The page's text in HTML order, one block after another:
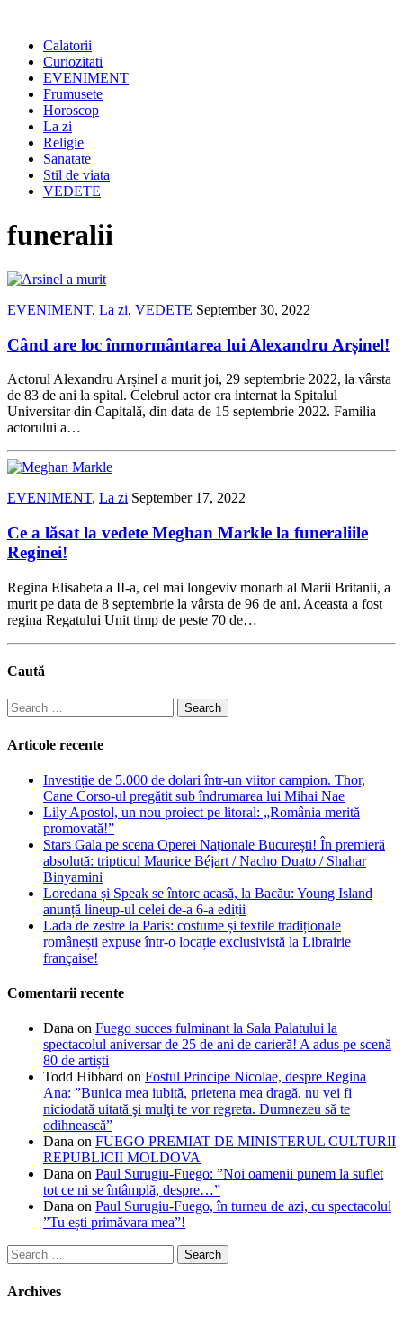
Calatorii
Curiozitati
EVENIMENT
Frumusete
Horoscop
La zi
Religie
Sanatate
Stil de viata
VEDETE
funeralii
EVENIMENT, La zi, VEDETE September 30, 2022
Când are loc înmormântarea lui Alexandru Arșinel!
Actorul Alexandru Arșinel a murit joi, 29 septembrie 2022, la vârsta
de 83 de ani la spital. Celebrul actor era internat la Spitalul
Universitar din Capitală, din data de 15 septembrie 2022. Familia
actorului a…
EVENIMENT, La zi September 17, 2022
Ce a lăsat la vedete Meghan Markle la funeraliile
Reginei!
Regina Elisabeta a II-a, cel mai longeviv monarh al Marii Britanii, a
murit pe data de 8 septembrie la vârsta de 96 de ani. Aceasta a fost
regina Regatului Unit timp de peste 70 de…
Caută
Search
for:
Articole recente
Investiție de 5.000 de dolari într-un viitor campion. Thor,
Cane Corso-ul pregătit sub îndrumarea lui Mihai Nae
Lily Apostol, un nou proiect pe litoral: „România merită
promovată!”
Stars Gala pe scena Operei Naționale București! În premieră
absolută: tripticul Maurice Béjart / Nacho Duato / Shahar
Binyamini
Loredana și Speak se întorc acasă, la Bacău: Young Island
anunță lineup-ul celei de-a 6-a ediții
Lada de zestre la Paris: costume și textile tradiționale
românești expuse într-o locație exclusivistă la Librairie
française!
Comentarii recente
Dana on Fuego succes fulminant la Sala Palatului la
spectacolul aniversar de 25 de ani de carieră! A adus pe scenă
80 de artiști
Todd Hibbard on Fostul Principe Nicolae, despre Regina
Ana: ”Bunica mea iubită, prietena mea dragă, nu vei fi
niciodată uitată şi mulţi te vor regreta. Dumnezeu să te
odihnească”
Dana on FUEGO PREMIAT DE MINISTERUL CULTURII
REPUBLICII MOLDOVA
Dana on Paul Surugiu-Fuego: ”Noi oamenii punem la suflet
tot ce ni se întâmplă, despre…”
Dana on Paul Surugiu-Fuego, în turneu de azi, cu spectacolul
”Tu ești primăvara mea”!
Search
for:
Archives